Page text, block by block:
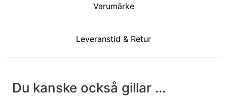
Varumärke
Leveranstid & Retur
Du kanske också gillar ...